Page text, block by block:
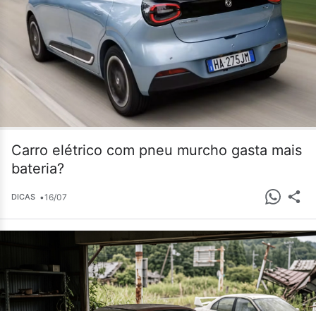
Carro elétrico com pneu murcho gasta mais
bateria?
DICAS •16/07